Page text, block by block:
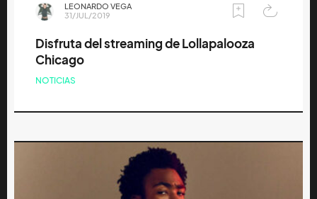
LEONARDO VEGA
31/JUL/2019
Disfruta del streaming de Lollapalooza
Chicago
NOTICIAS